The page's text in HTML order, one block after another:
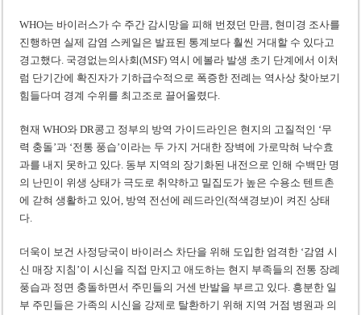
WHO는 바이러스가 수 주간 감시망을 피해 번졌던 만큼, 현미경 조사를
진행하면 실제 감염 스케일은 발표된 통계보다 훨씬 거대할 수 있다고
경고했다. 국경없는의사회(MSF) 역시 에볼라 발생 초기 단계에서 이처
럼 단기간에 확진자가 기하급수적으로 폭증한 전례는 역사상 찾아보기
힘들다며 경계 수위를 최고조로 끌어올렸다.
현재 WHO와 DR콩고 정부의 방역 가이드라인은 현지의 고질적인 ‘무
력 충돌’과 ‘전통 풍습’이라는 두 가지 거대한 장벽에 가로막혀 낙수효
과를 내지 못하고 있다. 동부 지역의 장기화된 내전으로 인해 수백만 명
의 난민이 위생 상태가 극도로 취약하고 밀집도가 높은 수용소 텐트촌
에 갇혀 생활하고 있어, 방역 전선에 레드라인(적색경보)이 켜진 상태
다.
더욱이 보건 사정당국이 바이러스 차단을 위해 도입한 엄격한 ‘감염 시
신 매장 지침’이 시신을 직접 만지고 애도하는 현지 부족들의 전통 장례
풍습과 정면 충돌하면서 주민들의 거센 반발을 부르고 있다. 흥분한 일
부 주민들은 가족의 시신을 강제로 탈환하기 위해 지역 거점 병원과 의